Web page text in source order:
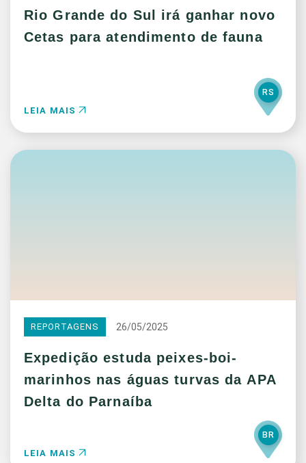
Rio Grande do Sul irá ganhar novo
Cetas para atendimento de fauna
LEIA MAIS
RS
REPORTAGENS 26/05/2025
Expedição estuda peixes-boi-
marinhos nas águas turvas da APA
Delta do Parnaíba
LEIA MAIS
BR